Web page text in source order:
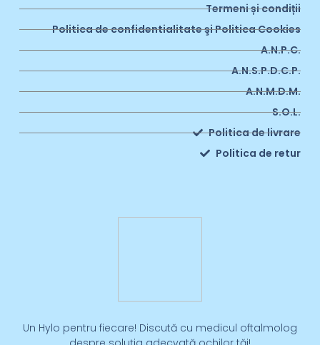
Un Hylo pentru fiecare! Discută cu medicul oftalmolog
Termeni și condiții
Politica de confidentialitate şi Politica Cookies
A.N.P.C.
A.N.S.P.D.C.P.
A.N.M.D.M.
S.O.L.
Politica de livrare
Politica de retur